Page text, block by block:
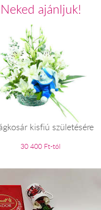
Neked ajánljuk!
kisfiú születésére
30 400 Ft-tól